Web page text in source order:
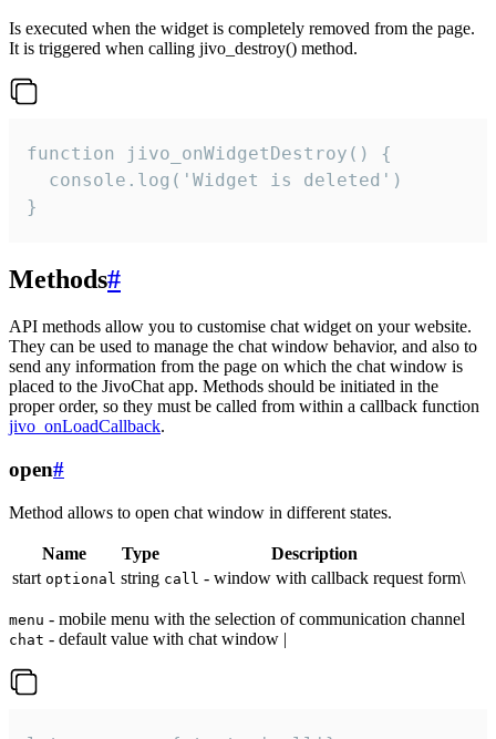
Is executed when the widget is completely removed from the page.
It is triggered when calling jivo_destroy() method.
function jivo_onWidgetDestroy() {
  console.log('Widget is deleted')
}
Methods#
API methods allow you to customise chat widget on your website.
They can be used to manage the chat window behavior, and also to
send any information from the page on which the chat window is
placed to the JivoChat app. Methods should be initiated in the
proper order, so they must be called from within a callback function
jivo_onLoadCallback.
open#
Method allows to open chat window in different states.
Name Type
Description
start optional string call - window with callback request form\
menu - mobile menu with the selection of communication channel
chat - default value with chat window |